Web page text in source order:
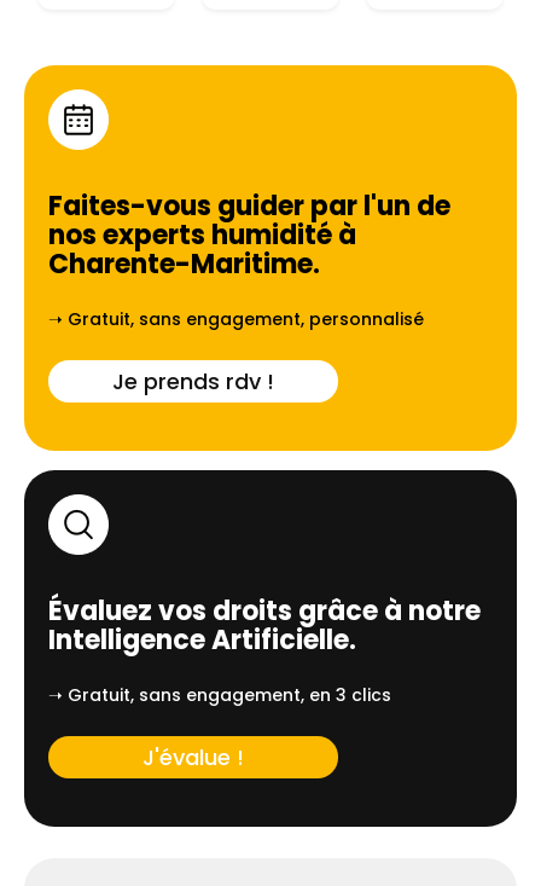
Faites-vous guider par l'un de
nos experts humidité à
Charente-Maritime.
➝ Gratuit, sans engagement, personnalisé
Je prends rdv !
Évaluez vos droits grâce à notre
Intelligence Artificielle.
➝ Gratuit, sans engagement, en 3 clics
J'évalue !